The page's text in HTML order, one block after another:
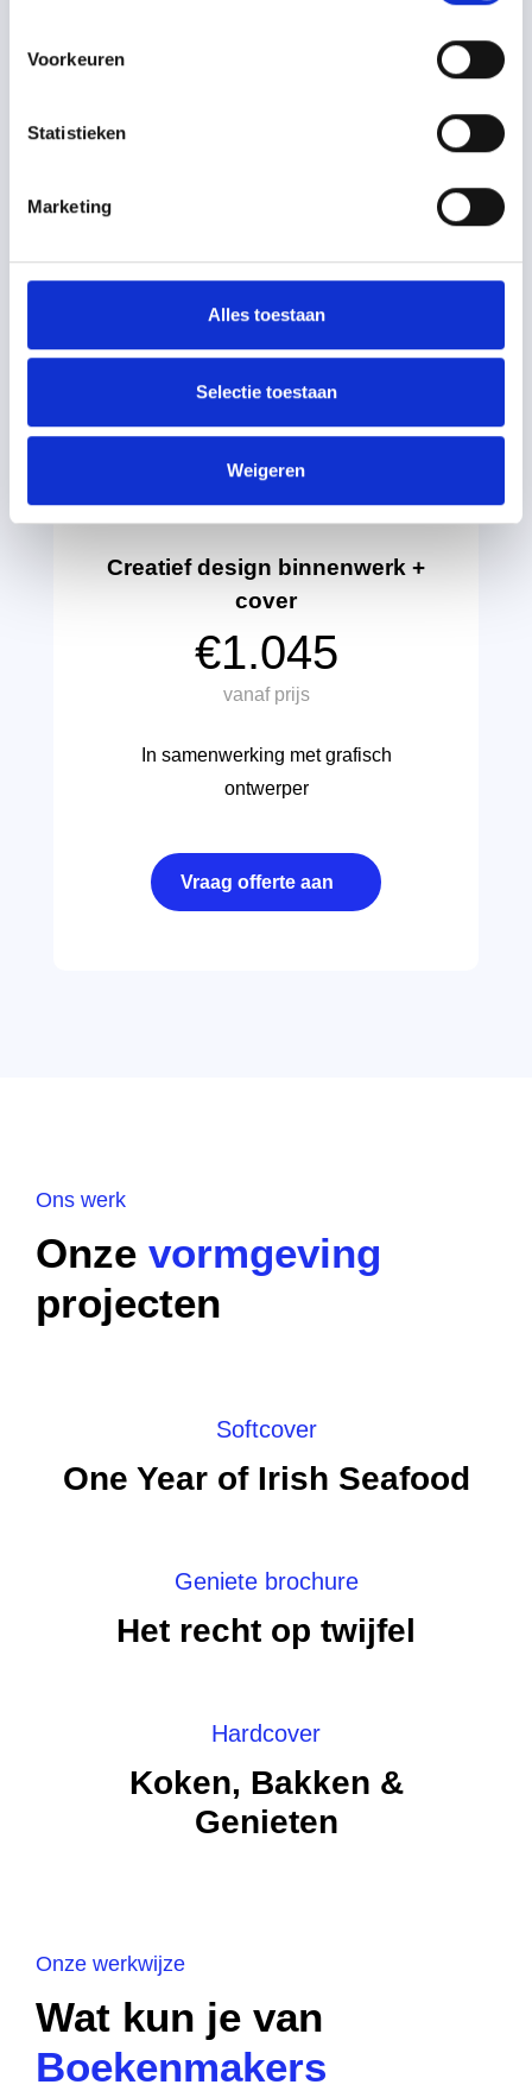
Voorkeuren
Statistieken
Marketing
Alles toestaan
Selectie toestaan
Weigeren
Creatief design binnenwerk +
cover
€1.045
vanaf prijs
In samenwerking met grafisch
ontwerper
Vraag offerte aan
Ons werk
Onze vormgeving
projecten
Softcover
One Year of Irish Seafood
Geniete brochure
Het recht op twijfel
Hardcover
Koken, Bakken &
Genieten
Onze werkwijze
Wat kun je van
Boekenmakers